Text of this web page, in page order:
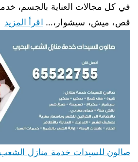
في كل مجالات العناية بالجسم،
قص، ميش، سيشوار،… اقرأ المزيد
صالون للسيدات خدمة منازل